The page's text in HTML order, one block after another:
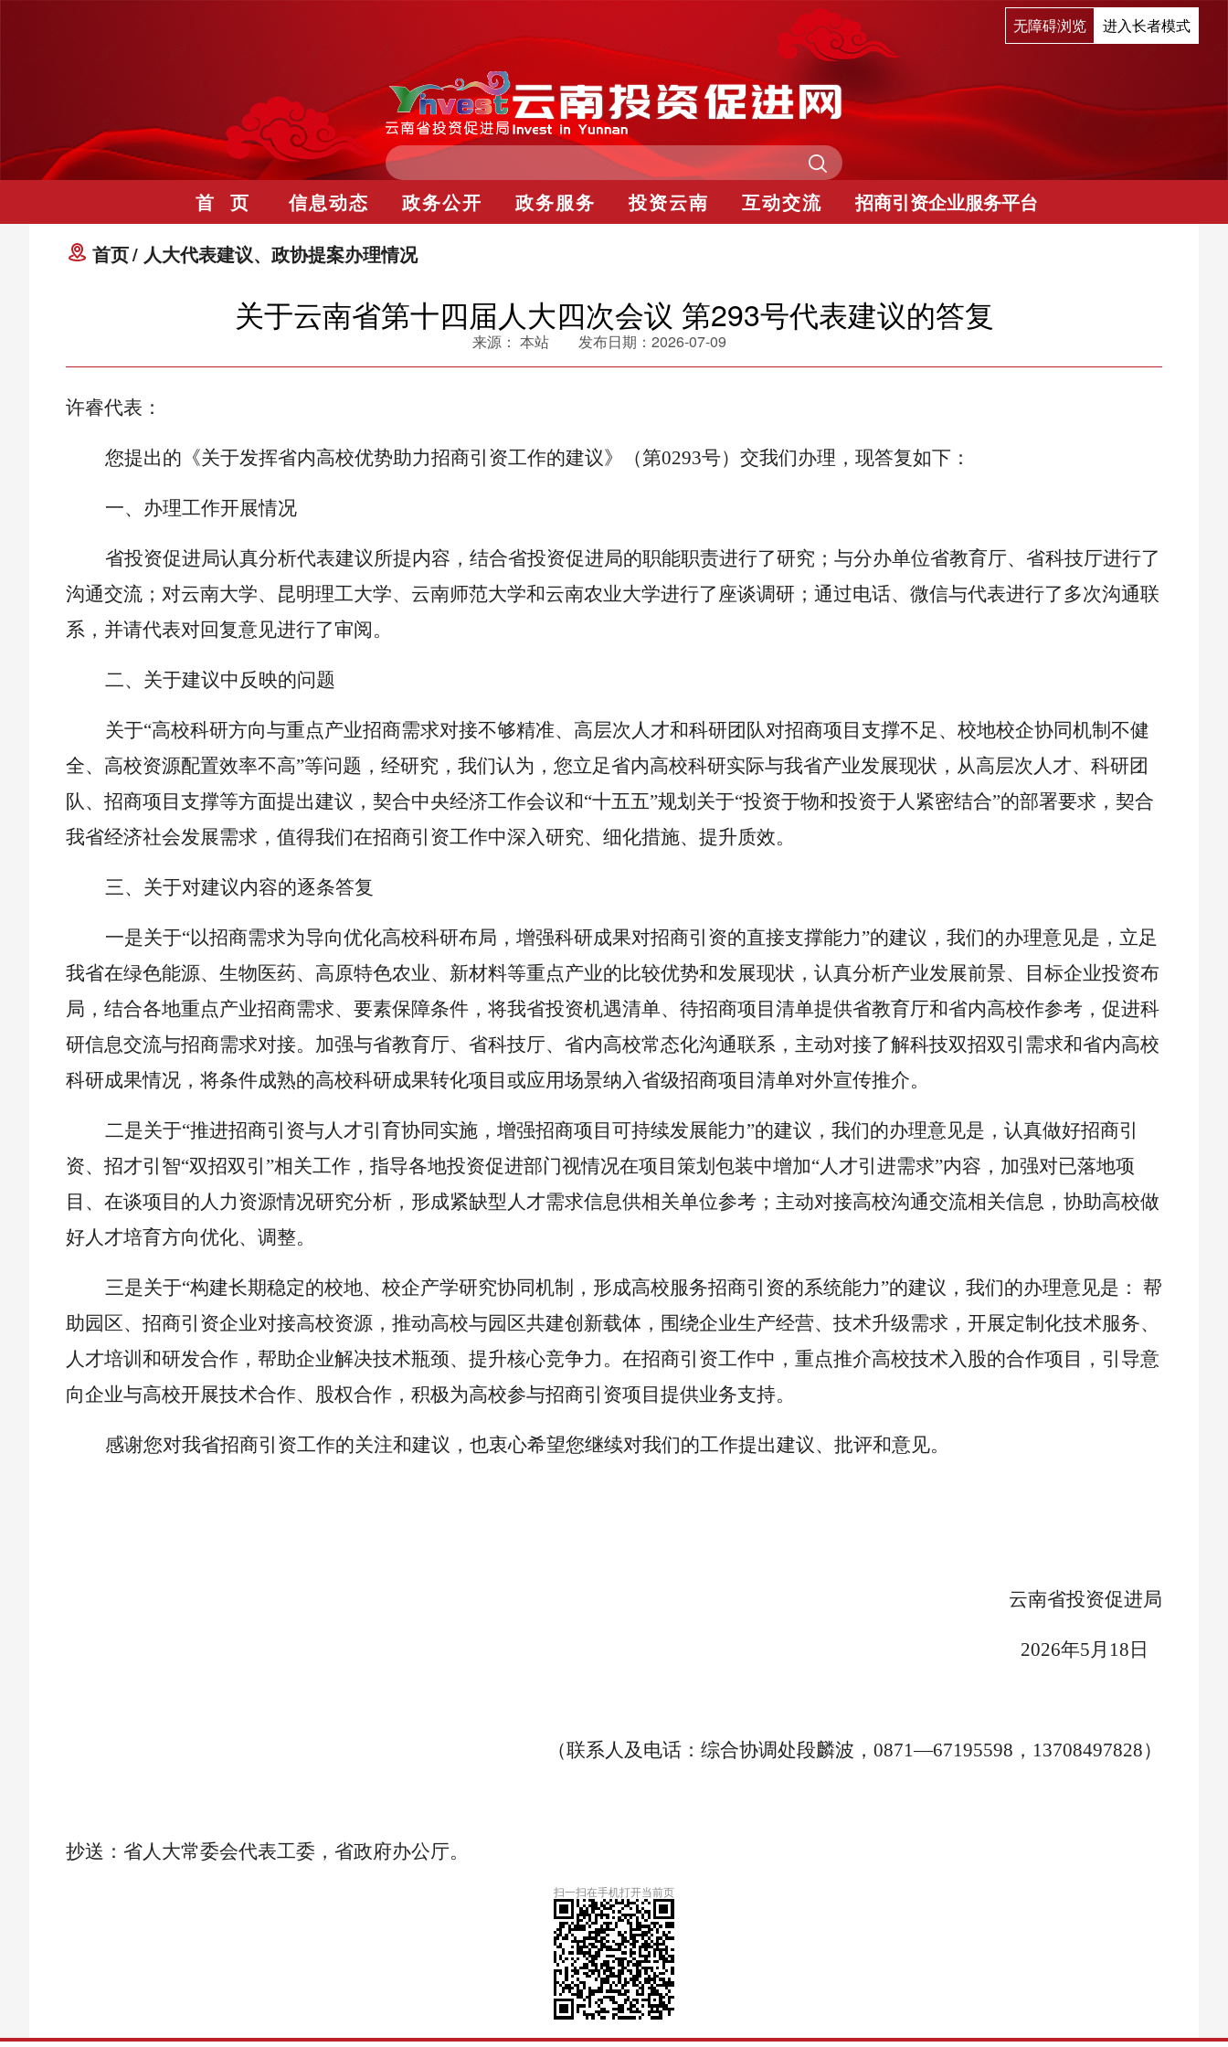
无障碍浏览 进入长者模式
首 页 信息动态 政务公开 政务服务 投资云南 互动交流
招商引资企业服务平台
首页
人大代表建议、政协提案办理情况
关于云南省第十四届人大四次会议 第293号代表建议的答复
来源： 本站 发布日期： 2026-07-09
许睿代表：
您提出的《关于发挥省内高校优势助力招商引资工作的建议》（第0293号）交我们办理，现答复如下：
一、办理工作开展情况
省投资促进局认真分析代表建议所提内容，结合省投资促进局的职能职责进行了研究；与分办单位省教育厅、省科技厅进行了
沟通交流；对云南大学、昆明理工大学、云南师范大学和云南农业大学进行了座谈调研；通过电话、微信与代表进行了多次沟通联
系，并请代表对回复意见进行了审阅。
二、关于建议中反映的问题
关于“高校科研方向与重点产业招商需求对接不够精准、高层次人才和科研团队对招商项目支撑不足、校地校企协同机制不健
全、高校资源配置效率不高”等问题，经研究，我们认为，您立足省内高校科研实际与我省产业发展现状，从高层次人才、科研团
队、招商项目支撑等方面提出建议，契合中央经济工作会议和“十五五”规划关于“投资于物和投资于人紧密结合”的部署要求，契合
我省经济社会发展需求，值得我们在招商引资工作中深入研究、细化措施、提升质效。
三、关于对建议内容的逐条答复
一是关于“以招商需求为导向优化高校科研布局，增强科研成果对招商引资的直接支撑能力”的建议，我们的办理意见是，立足
我省在绿色能源、生物医药、高原特色农业、新材料等重点产业的比较优势和发展现状，认真分析产业发展前景、目标企业投资布
局，结合各地重点产业招商需求、要素保障条件，将我省投资机遇清单、待招商项目清单提供省教育厅和省内高校作参考，促进科
研信息交流与招商需求对接。加强与省教育厅、省科技厅、省内高校常态化沟通联系，主动对接了解科技双招双引需求和省内高校
科研成果情况，将条件成熟的高校科研成果转化项目或应用场景纳入省级招商项目清单对外宣传推介。
二是关于“推进招商引资与人才引育协同实施，增强招商项目可持续发展能力”的建议，我们的办理意见是，认真做好招商引
资、招才引智“双招双引”相关工作，指导各地投资促进部门视情况在项目策划包装中增加“人才引进需求”内容，加强对已落地项
目、在谈项目的人力资源情况研究分析，形成紧缺型人才需求信息供相关单位参考；主动对接高校沟通交流相关信息，协助高校做
好人才培育方向优化、调整。
三是关于“构建长期稳定的校地、校企产学研究协同机制，形成高校服务招商引资的系统能力”的建议，我们的办理意见是： 帮
助园区、招商引资企业对接高校资源，推动高校与园区共建创新载体，围绕企业生产经营、技术升级需求，开展定制化技术服务、
人才培训和研发合作，帮助企业解决技术瓶颈、提升核心竞争力。在招商引资工作中，重点推介高校技术入股的合作项目，引导意
向企业与高校开展技术合作、股权合作，积极为高校参与招商引资项目提供业务支持。
感谢您对我省招商引资工作的关注和建议，也衷心希望您继续对我们的工作提出建议、批评和意见。
云南省投资促进局
2026年5 月 18 日
（联系人及电话：综合协调处段麟波， 0871—67195598 ， 13708497828）
抄送：省人大常委会代表工委，省政府办公厅。
扫一扫在手机打开当前页